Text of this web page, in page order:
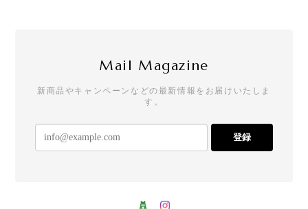
Mail Magazine
新商品やキャンペーンなどの最新情報をお届けいたしま
す。
登録